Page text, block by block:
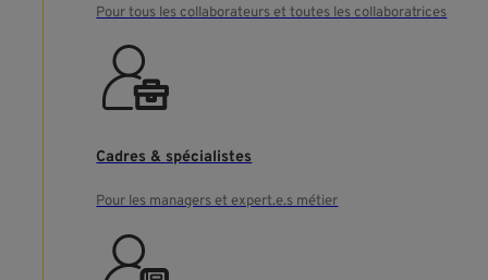
Pour tous les collaborateurs et toutes les collaboratrices
Cadres & spécialistes
Pour les managers et expert.e.s métier